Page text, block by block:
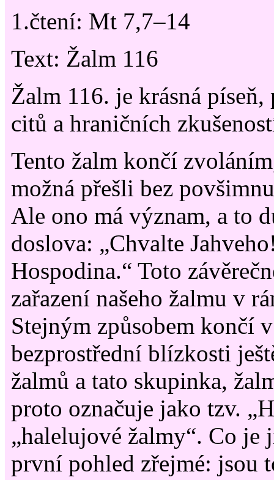
1.čtení: Mt 7,7–14
Text: Žalm 116
Žalm 116. je krásná
citů a hraničních
Tento žalm končí
možná přešli bez
Ale ono má význam, a to
doslova: „Chvalte
Hospodina.“ Toto
zařazení našeho žalmu v
Stejným způsobem končí
bezprostřední blízkosti
žalmů a tato skupinka,
proto označuje jako tzv.
„halelujové žalmy“. Co je
první pohled zřejmé: jsou